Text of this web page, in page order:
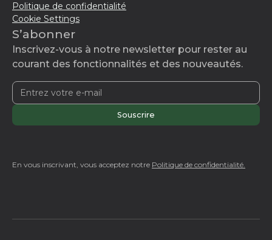
Politique de confidentialité
Cookie Settings
S’abonner
Inscrivez-vous à notre newsletter pour rester au
courant des fonctionnalités et des nouveautés.
En vous inscrivant, vous acceptez notre Politique de confidentialité.